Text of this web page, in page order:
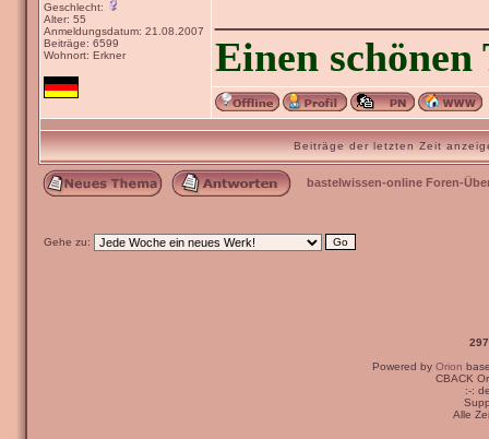
Geschlecht:
Alter: 55
Anmeldungsdatum: 21.08.2007
Beiträge: 6599
Wohnort: Erkner
Einen
Beiträge der letzten Zeit
bastelwissen-online Foren-
Gehe zu:
Powered by Orion
CBACK
:-:
Alle